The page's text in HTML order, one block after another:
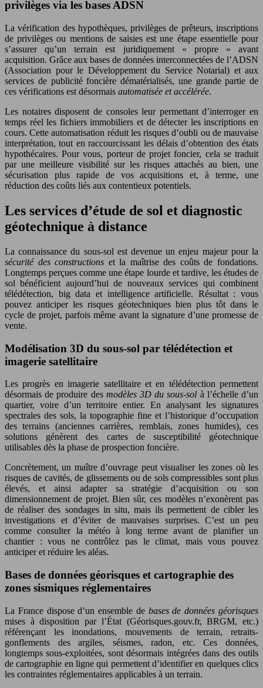
privilèges via les bases ADSN
La vérification des hypothèques, privilèges de prêteurs, inscriptions
de privilèges ou mentions de saisies est une étape essentielle pour
s’assurer qu’un terrain est juridiquement « propre » avant
acquisition. Grâce aux bases de données interconnectées de l’ADSN
(Association pour le Développement du Service Notarial) et aux
services de publicité foncière dématérialisés, une grande partie de
ces vérifications est désormais automatisée et accélérée.
Les notaires disposent de consoles leur permettant d’interroger en
temps réel les fichiers immobiliers et de détecter les inscriptions en
cours. Cette automatisation réduit les risques d’oubli ou de mauvaise
interprétation, tout en raccourcissant les délais d’obtention des états
hypothécaires. Pour vous, porteur de projet foncier, cela se traduit
par une meilleure visibilité sur les risques attachés au bien, une
sécurisation plus rapide de vos acquisitions et, à terme, une
réduction des coûts liés aux contentieux potentiels.
Les services d’étude de sol et diagnostic
géotechnique à distance
La connaissance du sous-sol est devenue un enjeu majeur pour la
sécurité des constructions et la maîtrise des coûts de fondations.
Longtemps perçues comme une étape lourde et tardive, les études de
sol bénéficient aujourd’hui de nouveaux services qui combinent
télédétection, big data et intelligence artificielle. Résultat : vous
pouvez anticiper les risques géotechniques bien plus tôt dans le
cycle de projet, parfois même avant la signature d’une promesse de
vente.
Modélisation 3D du sous-sol par télédétection et
imagerie satellitaire
Les progrès en imagerie satellitaire et en télédétection permettent
désormais de produire des modèles 3D du sous-sol à l’échelle d’un
quartier, voire d’un territoire entier. En analysant les signatures
spectrales des sols, la topographie fine et l’historique d’occupation
des terrains (anciennes carrières, remblais, zones humides), ces
solutions génèrent des cartes de susceptibilité géotechnique
utilisables dès la phase de prospection foncière.
Concrètement, un maître d’ouvrage peut visualiser les zones où les
risques de cavités, de glissements ou de sols compressibles sont plus
élevés, et ainsi adapter sa stratégie d’acquisition ou son
dimensionnement de projet. Bien sûr, ces modèles n’exonèrent pas
de réaliser des sondages in situ, mais ils permettent de cibler les
investigations et d’éviter de mauvaises surprises. C’est un peu
comme consulter la météo à long terme avant de planifier un
chantier : vous ne contrôlez pas le climat, mais vous pouvez
anticiper et réduire les aléas.
Bases de données géorisques et cartographie des
zones sismiques réglementaires
La France dispose d’un ensemble de bases de données géorisques
mises à disposition par l’État (Géorisques.gouv.fr, BRGM, etc.)
référençant les inondations, mouvements de terrain, retraits-
gonflements des argiles, séismes, radon, etc. Ces données,
longtemps sous-exploitées, sont désormais intégrées dans des outils
de cartographie en ligne qui permettent d’identifier en quelques clics
les contraintes réglementaires applicables à un terrain.